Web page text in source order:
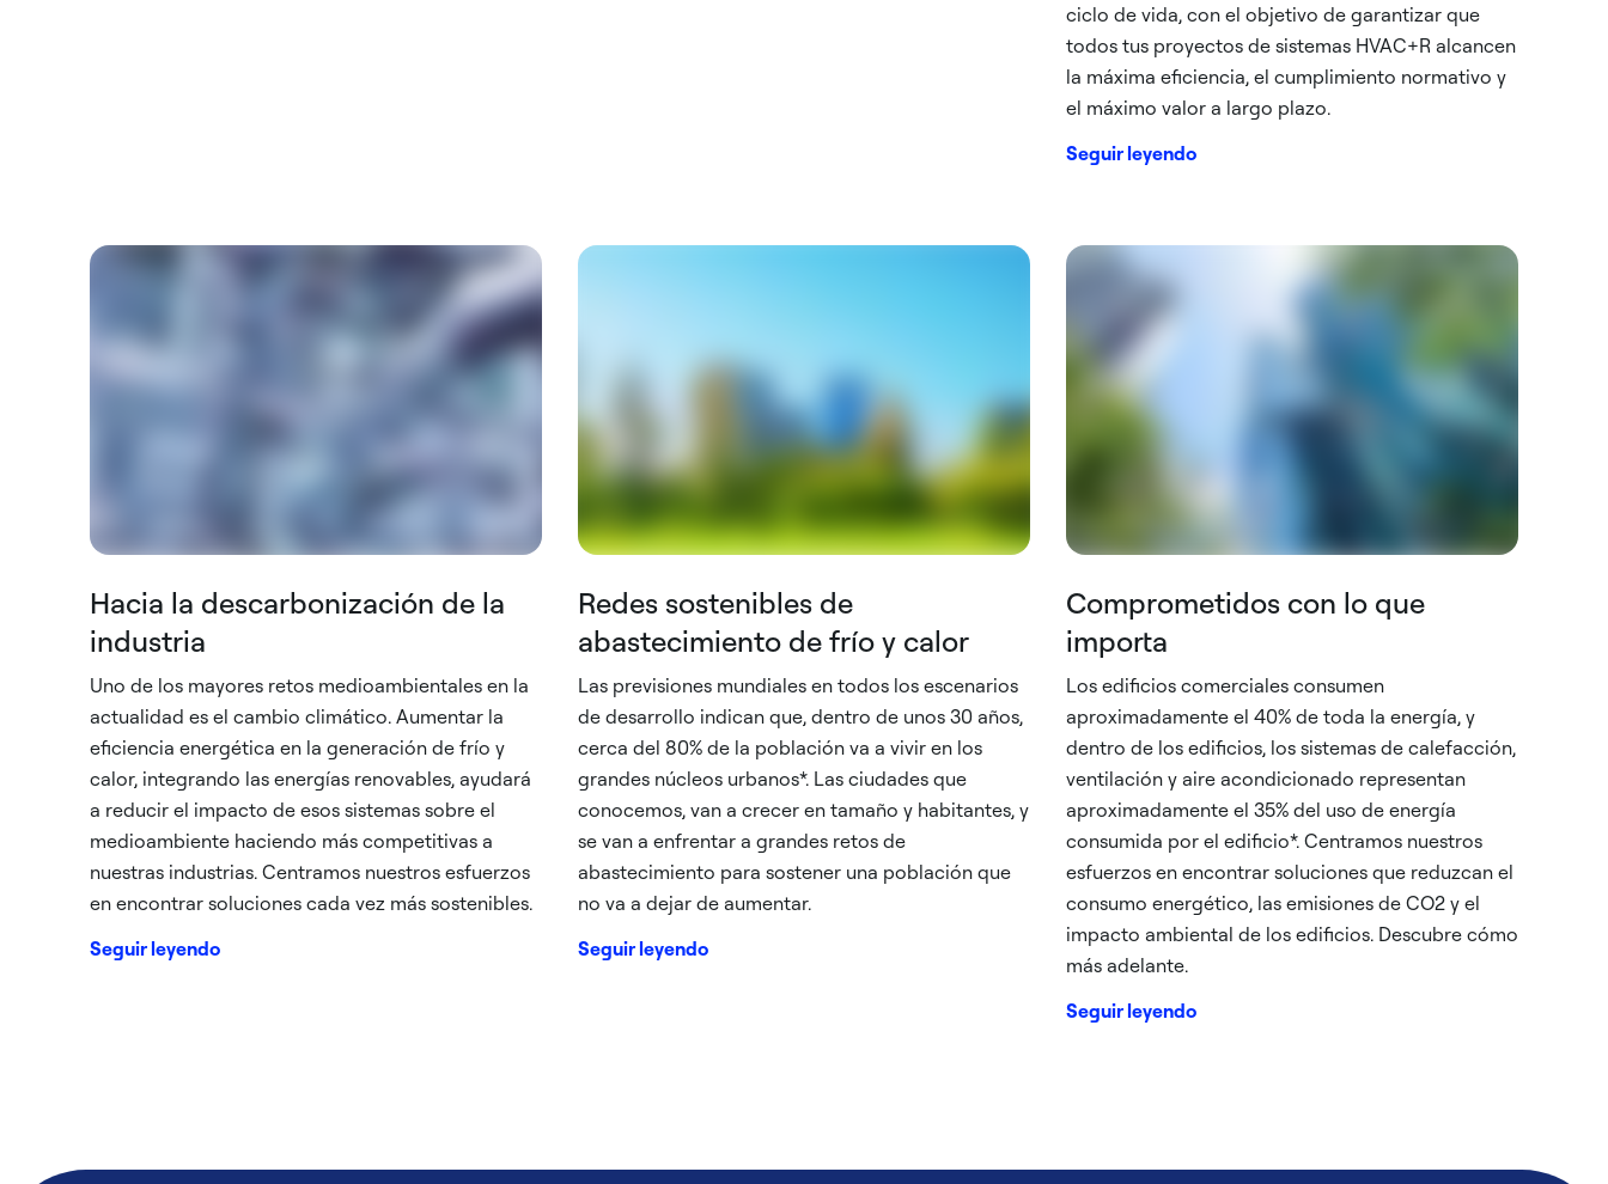
ciclo de vida, con el objetivo de garantizar que
todos tus proyectos de sistemas HVAC+R alcancen
la máxima eficiencia, el cumplimiento normativo y
el máximo valor a largo plazo.
Seguir leyendo
Hacia la descarbonización de la
industria
Uno de los mayores retos medioambientales en la
actualidad es el cambio climático. Aumentar la
eficiencia energética en la generación de frío y
calor, integrando las energías renovables, ayudará
a reducir el impacto de esos sistemas sobre el
medioambiente haciendo más competitivas a
nuestras industrias. Centramos nuestros esfuerzos
en encontrar soluciones cada vez más sostenibles.
Seguir leyendo
Redes sostenibles de
abastecimiento de frío y calor
Las previsiones mundiales en todos los escenarios
de desarrollo indican que, dentro de unos 30 años,
cerca del 80% de la población va a vivir en los
grandes núcleos urbanos*. Las ciudades que
conocemos, van a crecer en tamaño y habitantes, y
se van a enfrentar a grandes retos de
abastecimiento para sostener una población que
no va a dejar de aumentar.
Seguir leyendo
Comprometidos con lo que
importa
Los edificios comerciales consumen
aproximadamente el 40% de toda la energía, y
dentro de los edificios, los sistemas de calefacción,
ventilación y aire acondicionado representan
aproximadamente el 35% del uso de energía
consumida por el edificio*. Centramos nuestros
esfuerzos en encontrar soluciones que reduzcan el
consumo energético, las emisiones de CO2 y el
impacto ambiental de los edificios. Descubre cómo
más adelante.
Seguir leyendo